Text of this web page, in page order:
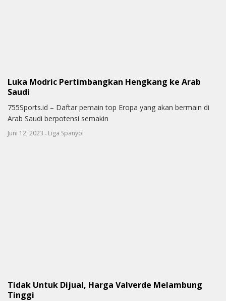
Luka Modric Pertimbangkan Hengkang ke Arab
Saudi
755Sports.id – Daftar pemain top Eropa yang akan bermain di
Arab Saudi berpotensi semakin
Juni 12, 2023 - Liga Spanyol
Tidak Untuk Dijual, Harga Valverde Melambung
Tinggi